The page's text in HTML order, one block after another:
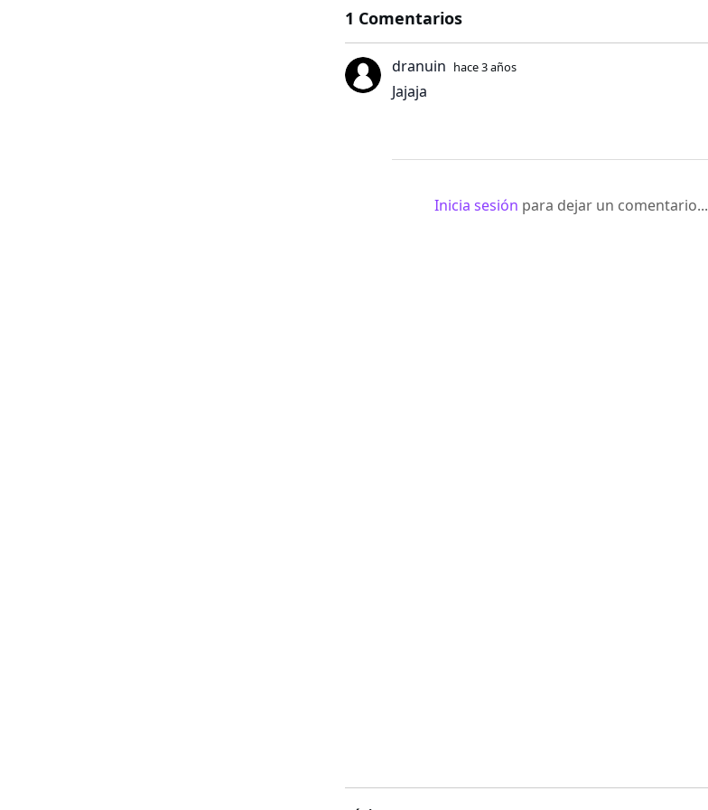
1 Comentarios
dranuin hace 3 años
Jajaja
Inicia sesión para dejar un comentario...